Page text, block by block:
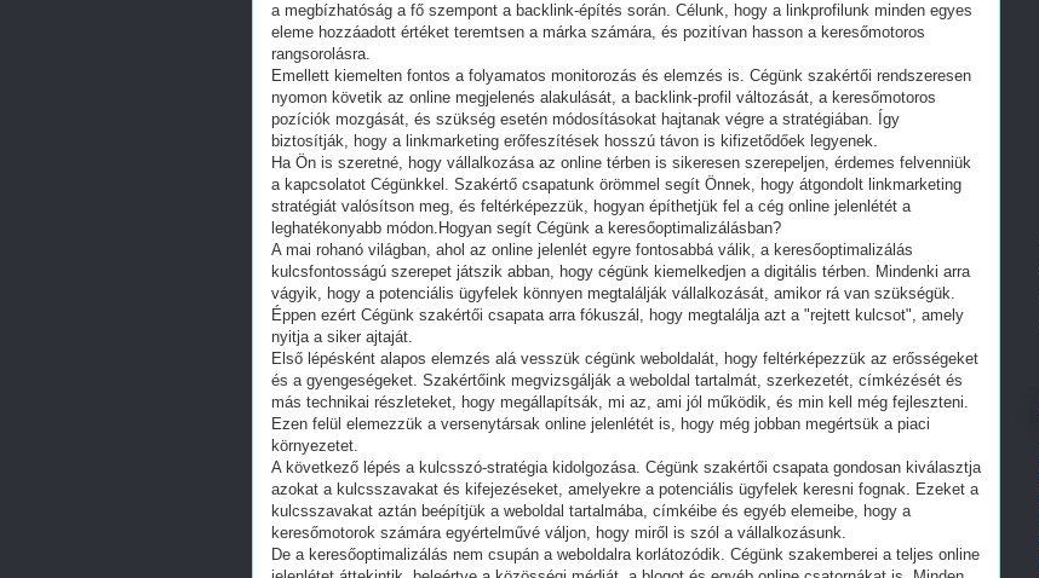
a megbízhatóság a fő szempont a backlink-építés során. Célunk, hogy a linkprofilunk minden egyes
eleme hozzáadott értéket teremtsen a márka számára, és pozitívan hasson a keresőmotoros
rangsorolásra.
Emellett kiemelten fontos a folyamatos monitorozás és elemzés is. Cégünk szakértői rendszeresen
nyomon követik az online megjelenés alakulását, a backlink-profil változását, a keresőmotoros
pozíciók mozgását, és szükség esetén módosításokat hajtanak végre a stratégiában. Így
biztosítják, hogy a linkmarketing erőfeszítések hosszú távon is kifizetődőek legyenek.
Ha Ön is szeretné, hogy vállalkozása az online térben is sikeresen szerepeljen, érdemes felvenniük
a kapcsolatot Cégünkkel. Szakértő csapatunk örömmel segít Önnek, hogy átgondolt linkmarketing
stratégiát valósítson meg, és feltérképezzük, hogyan építhetjük fel a cég online jelenlétét a
leghatékonyabb módon.Hogyan segít Cégünk a keresőoptimalizálásban?
A mai rohanó világban, ahol az online jelenlét egyre fontosabbá válik, a keresőoptimalizálás
kulcsfontosságú szerepet játszik abban, hogy cégünk kiemelkedjen a digitális térben. Mindenki arra
vágyik, hogy a potenciális ügyfelek könnyen megtalálják vállalkozását, amikor rá van szükségük.
Éppen ezért Cégünk szakértői csapata arra fókuszál, hogy megtalálja azt a "rejtett kulcsot", amely
nyitja a siker ajtaját.
Első lépésként alapos elemzés alá vesszük cégünk weboldalát, hogy feltérképezzük az erősségeket
és a gyengeségeket. Szakértőink megvizsgálják a weboldal tartalmát, szerkezetét, címkézését és
más technikai részleteket, hogy megállapítsák, mi az, ami jól működik, és min kell még fejleszteni.
Ezen felül elemezzük a versenytársak online jelenlétét is, hogy még jobban megértsük a piaci
környezetet.
A következő lépés a kulcsszó-stratégia kidolgozása. Cégünk szakértői csapata gondosan kiválasztja
azokat a kulcsszavakat és kifejezéseket, amelyekre a potenciális ügyfelek keresni fognak. Ezeket a
kulcsszavakat aztán beépítjük a weboldal tartalmába, címkéibe és egyéb elemeibe, hogy a
keresőmotorok számára egyértelművé váljon, hogy miről is szól a vállalkozásunk.
De a keresőoptimalizálás nem csupán a weboldalra korlátozódik. Cégünk szakemberei a teljes online